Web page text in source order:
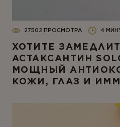
27502 ПРОСМОТРА 4
ХОТИТЕ
АСТАКСАНТИН
МОЩНЫЙ
КОЖИ, ГЛАЗ И